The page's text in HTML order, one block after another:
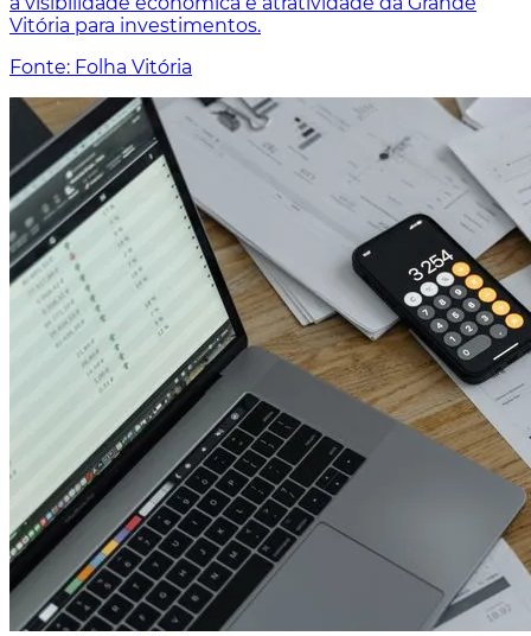
Vitória para investimentos.
Fonte: Folha Vitória